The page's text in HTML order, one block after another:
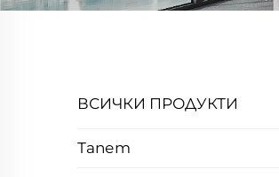
ВСИЧКИ ПРОДУКТИ
Тапет